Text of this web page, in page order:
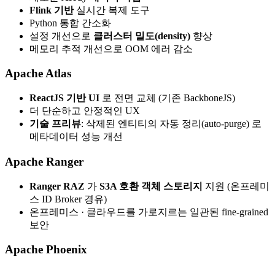
Flink 기반실시간 복제 도구
Python 통합 간소화
설정 개선으로 클러스터 밀도(density) 향상
메모리 추적 개선으로 OOM 에러 감소
Apache Atlas
ReactJS 기반 UI 로 전면 교체 (기존 BackboneJS)
더 단순하고 안정적인 UX
기술 프리뷰: 삭제된 엔티티의 자동 정리(auto-purge) 로
메타데이터 성능 개선
Apache Ranger
Ranger RAZ 가 S3A 호환 객체 스토리지 지원 (온프레미
스 ID Broker 경유)
온프레미스 · 클라우드를 가로지르는 일관된 fine-grained
보안
Apache Phoenix